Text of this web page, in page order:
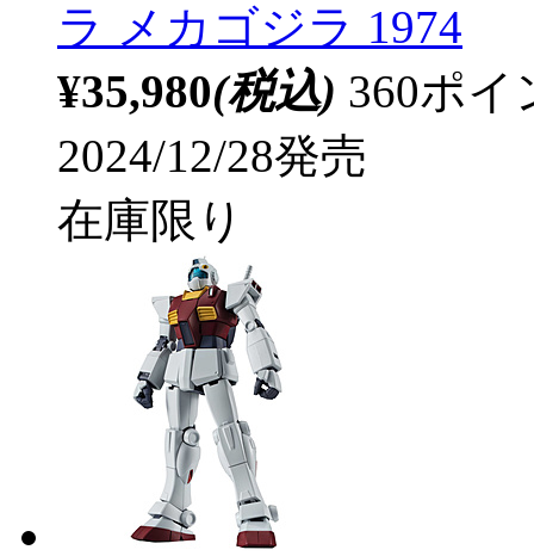
ラ メカゴジラ 1974
¥35,980(税込) 360ポ
2024/12/28発売
在庫限り